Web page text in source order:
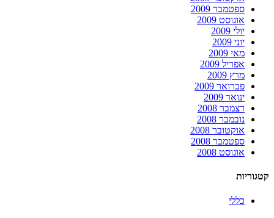
ספטמבר 2009
אוגוסט 2009
יולי 2009
יוני 2009
מאי 2009
אפריל 2009
מרץ 2009
פברואר 2009
ינואר 2009
דצמבר 2008
נובמבר 2008
אוקטובר 2008
ספטמבר 2008
אוגוסט 2008
קטגוריות
כללי